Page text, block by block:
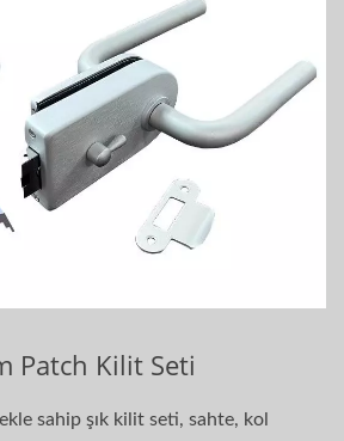
Patch Kilit Seti
sahip şık kilit seti, sahte, kol